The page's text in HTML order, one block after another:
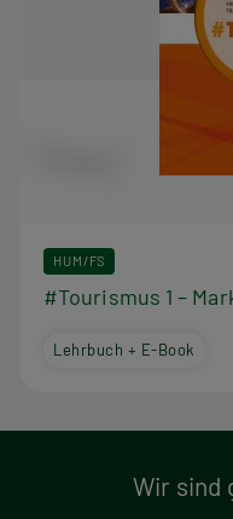
HUM/FS
#Tourismus 1 –
Lehrbuch + E-Book
Wir sind